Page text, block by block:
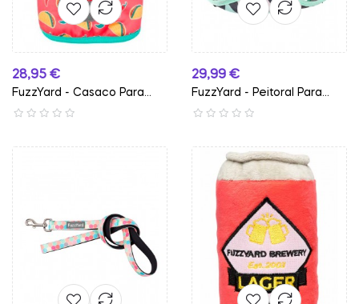
Preço
28,95 €
FuzzYard - Casaco Para
Cão...
Preço
29,99 €
FuzzYard - Peitoral Para...